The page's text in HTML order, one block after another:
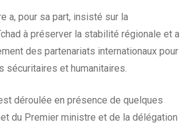
a, pour sa part, insisté sur la
à préserver la stabilité régionale et a
des partenariats internationaux pour
sécuritaires et humanitaires.
déroulée en présence de quelques
du Premier ministre et de la délégation